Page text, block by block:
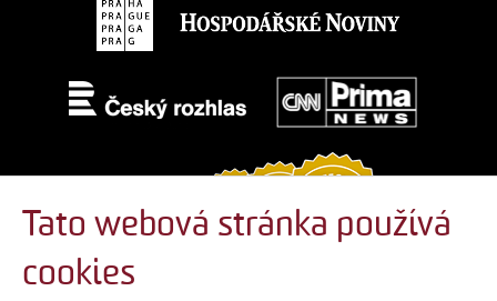
Tato webová stránka používá
cookies